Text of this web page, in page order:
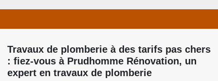
Travaux de plomberie à des tarifs pas chers
: fiez-vous à Prudhomme Rénovation, un
expert en travaux de plomberie